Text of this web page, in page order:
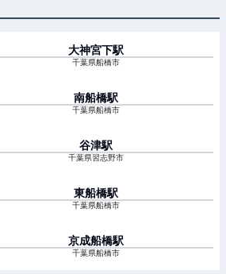
大神宮下駅
千葉県船橋市
南船橋駅
千葉県船橋市
谷津駅
千葉県習志野市
東船橋駅
千葉県船橋市
京成船橋駅
千葉県船橋市